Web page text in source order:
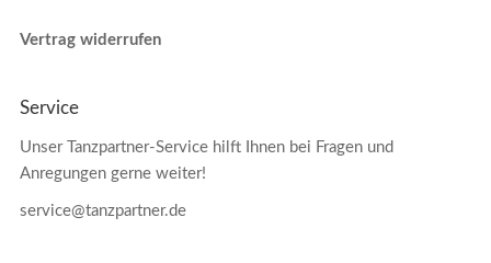
Vertrag widerrufen
Service
Unser Tanzpartner-Service hilft Ihnen bei Fragen und
Anregungen gerne weiter!
service@tanzpartner.de